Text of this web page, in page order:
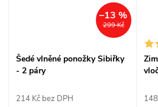
299 Kč
–13 %
Šedé vlněné ponožky Sibiřky
- 2 páry
214 Kč bez DPH